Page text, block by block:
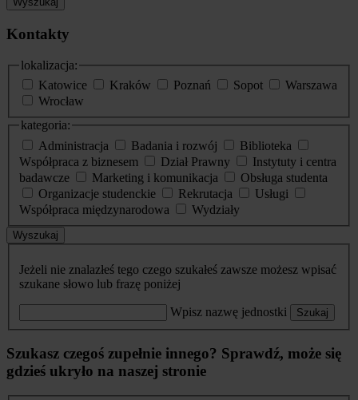
Kontakty
lokalizacja:
Katowice
Kraków Poznań Sopot
Warszawa
Wrocław
kategoria:
Administracja
Badania i rozwój
Biblioteka
Współpraca z biznesem
Dział Prawny
Instytuty i centra
badawcze
Marketing i komunikacja
Obsługa studenta
Organizacje studenckie
Rekrutacja
Usługi
Współpraca międzynarodowa
Wydziały
Wyszukaj
Jeżeli nie znalazłeś tego czego szukałeś zawsze możesz wpisać
szukane słowo lub frazę poniżej
Wpisz nazwę jednostki Szukaj
Szukasz czegoś zupełnie innego? Sprawdź, może się
gdzieś ukryło na naszej stronie